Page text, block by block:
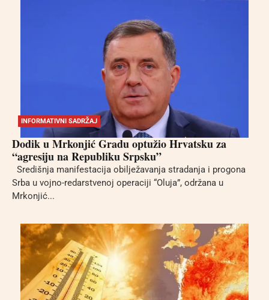
INFORMATIVNI SADRŽAJ
Dodik u Mrkonjić Gradu optužio Hrvatsku za
“agresiju na Republiku Srpsku”
Središnja manifestacija obilježavanja stradanja i progona
Srba u vojno-redarstvenoj operaciji “Oluja”, održana u
Mrkonjić...